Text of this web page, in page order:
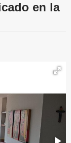
en la